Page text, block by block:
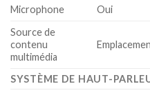
Microphone
Oui
Source de
contenu
multimédia
SYSTÈME DE HAUT-